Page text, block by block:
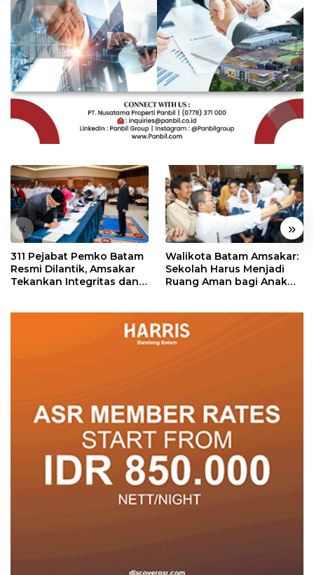
« »
311 Pejabat Pemko Batam
Resmi Dilantik, Amsakar
Tekankan Integritas dan
Walikota Batam Amsakar:
Sekolah Harus Menjadi
Ruang Aman bagi Anak